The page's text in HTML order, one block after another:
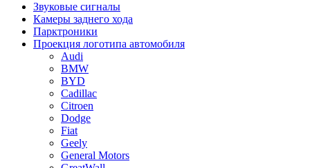
Звуковые сигналы
Камеры заднего хода
Парктроники
Проекция логотипа автомобиля
Audi
BMW
BYD
Cadillac
Citroen
Dodge
Fiat
Geely
General Motors